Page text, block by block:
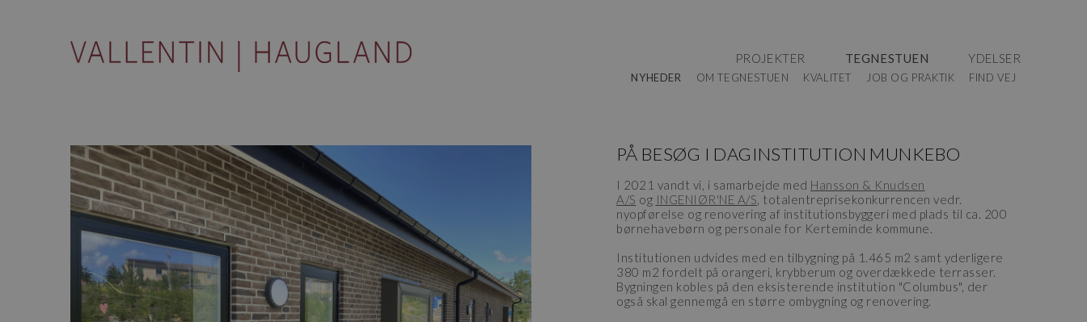
PROJEKTER TEGNESTUEN
NYHEDER OM TEGNESTUEN KVALITET JOB OG PRAKTIK FIND VEJ
YDELSER
PÅ BESØG I DAGINSTITUTION MUNKEBO
I 2021 vandt vi, i samarbejde med Hansson & Knudsen
A/S og INGENIØR'NE A/S , totalentreprisekonkurrencen vedr.
nyopførelse og renovering af institutionsbyggeri med plads til ca. 200
børnehavebørn og personale for Kerteminde kommune.
Institutionen udvides med en tilbygning på 1.465 m2 samt yderligere
380 m2 fordelt på orangeri, krybberum og overdækkede terrasser.
Bygningen kobles på den eksisterende institution "Columbus", der
også skal gennemgå en større ombygning og renovering.